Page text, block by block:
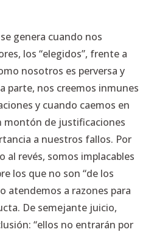
genera cuando nos
los “elegidos”, frente a
nosotros es perversa y
parte, nos creemos inmunes
y cuando caemos en
montón de justificaciones
a nuestros fallos. Por
al revés, somos implacables
los que no son “de los
atendemos a razones para
De semejante juicio,
“ellos no entrarán por